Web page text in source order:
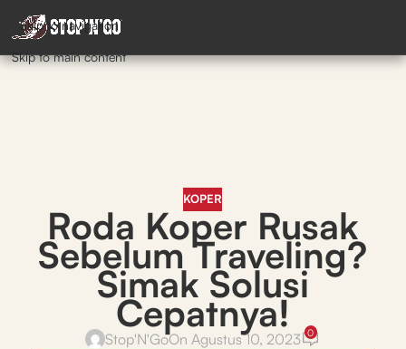
Skip to navigation
Skip to main content
KOPER
Roda Koper Rusak
Sebelum Traveling?
Simak Solusi
Cepatnya!
Stop'N'GoOn Agustus 10, 2023 0